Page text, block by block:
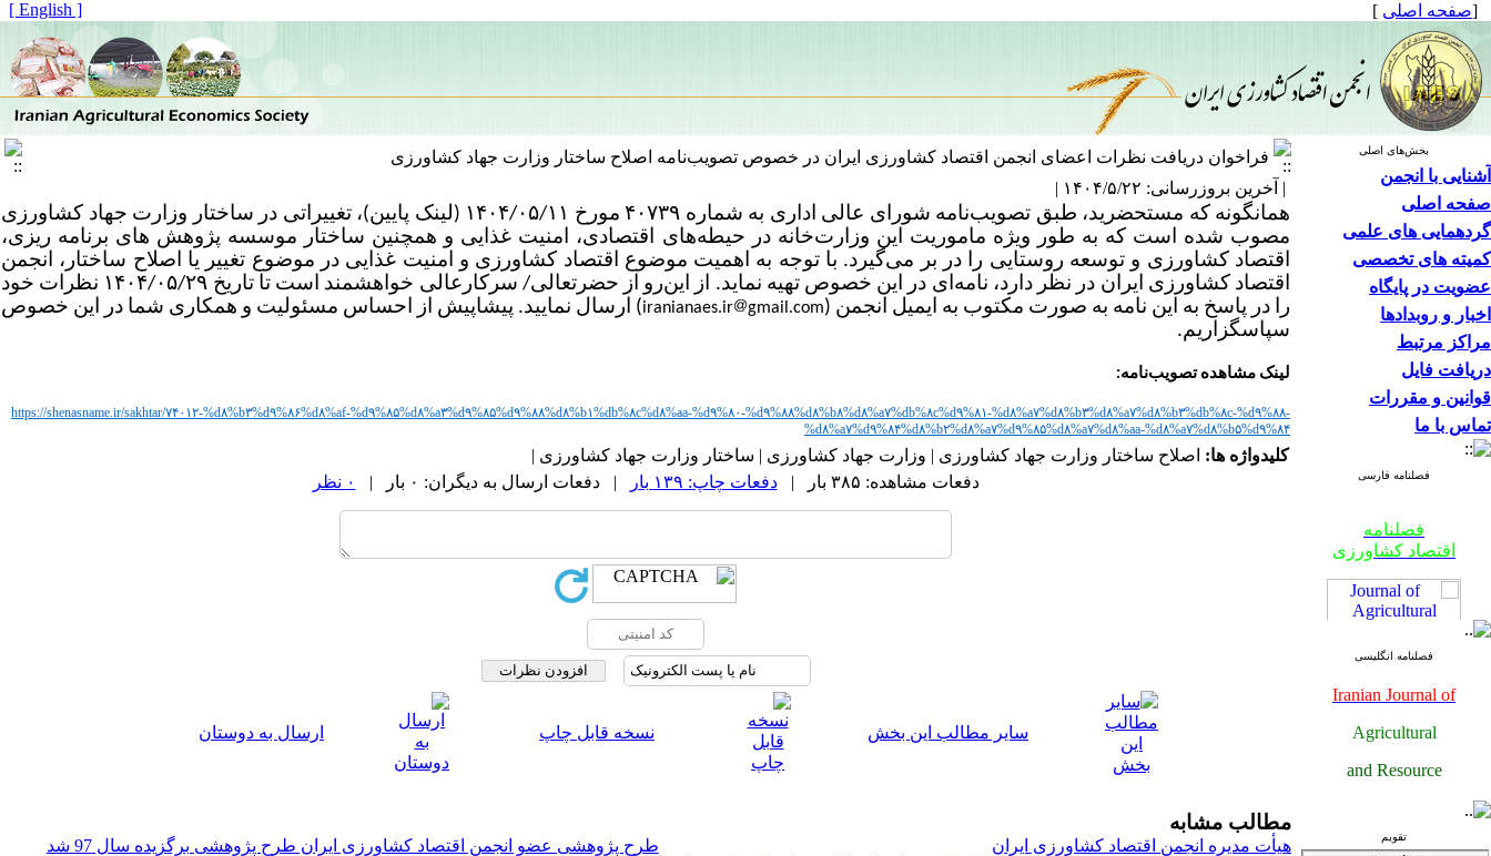
[صفحه اصلی ]
[ English ]
بخش‌های اصلی
آشنایی با انجمن
صفحه اصلی
گردهمایی های علمی
کمیته های تخصصی
عضویت در پایگاه
اخبار و روبدادها
مراکز مرتبط
دریافت فایل
قوانین و مقررات
تماس با ما
فصلنامه فارسی
فصلنامه
اقتصاد کشاورزی
اقتصاد کشاورزی
فصلنامه انگلیسی
Iranian Journal of
Agricultural
and Resource
تقویم
فراخوان دریافت نظرات اعضای انجمن اقتصاد کشاورزی ایران در خصوص تصویب‌نامه اصلاح ساختار وزارت جهاد کشاورزی
| آخرین بروزرسانی: ۱۴۰۴/۵/۲۲ |
همانگونه که مستحضرید، طبق تصویب‌نامه شورای عالی اداری به شماره ۴۰۷۳۹ مورخ ۱۴۰۴/۰۵/۱۱ (لینک پایین)، تغییراتی در ساختار وزارت جهاد کشاورزی
مصوب شده است که به طور ویژه ماموریت این وزارت‌خانه در حیطه‌های اقتصادی، امنیت غذایی و همچنین ساختار موسسه پژوهش های برنامه ریزی،
اقتصاد کشاورزی و توسعه روستایی را در بر می‌گیرد. با توجه به اهمیت موضوع اقتصاد کشاورزی و امنیت غذایی در موضوع تغییر یا اصلاح ساختار، انجمن
اقتصاد کشاورزی ایران در نظر دارد، نامه‌ای در این خصوص تهیه نماید. از این‌رو از حضرتعالی/ سرکارعالی خواهشمند است تا تاریخ ۱۴۰۴/۰۵/۲۹ نظرات خود
را در پاسخ به این نامه به صورت مکتوب به ایمیل انجمن (
iranianaes.ir gmail.com
) ارسال نمایید. پیشاپیش از احساس مسئولیت و همکاری شما در این خصوص
سپاسگزاریم.
لینک مشاهده تصویب‌نامه:
https://shenasname.ir/sakhtar/۷۴۰۱۲-%d۸%b۳%d۹%۸۶%d۸%af-%d۹%۸۵%d۸%a۳%d۹%۸۵%d۹%۸۸%d۸%b۱%db%۸c%d۸%aa-%d۹%۸۰-%d۹%۸۸%d۸%b۸%d۸%a۷%db%۸c%d۹%۸۱-%d۸%a۷%d۸%b۳%d۸%a۷%d۸%b۳%db%۸c-%d۹%۸۸-
%d۸%a۷%d۹%۸۴%d۸%b۲%d۸%a۷%d۹%۸۵%d۸%a۷%d۸%aa-%d۸%a۷%d۸%b۵%d۹%۸۴
کلیدواژه ها: اصلاح ساختار وزارت جهاد کشاورزی | وزارت جهاد کشاورزی | ساختار وزارت جهاد کشاورزی |
دفعات مشاهده: ۳۸۵ بار |
دفعات چاپ: ۱۳۹ بار | دفعات ارسال به دیگران: ۰ بار | ۰ نظر
سایر مطالب این بخش نسخه قابل چاپ ارسال به دوستان
مطالب مشابه
هیأت مدیره انجمن اقتصاد کشاورزی ایران
طرح پژوهشی عضو انجمن اقتصاد کشاورزی ایران طرح پژوهشی برگزیده سال 97 شد